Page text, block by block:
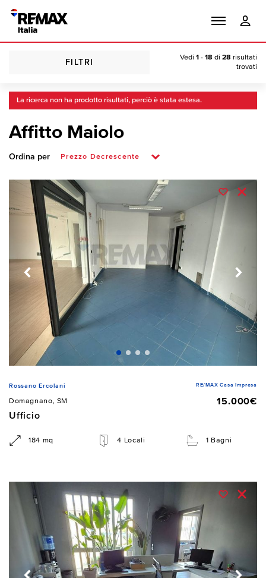
FILTRI
Vedi 1 - 18 di 28 risultati
trovati
La ricerca non ha prodotto risultati, perciò è stata estesa.
Affitto Maiolo
Ordina per
Rossano Ercolani RE/MAX Casa Impresa
Domagnano, SM
15.000€
Ufficio
184 mq 4 Locali 1 Bagni